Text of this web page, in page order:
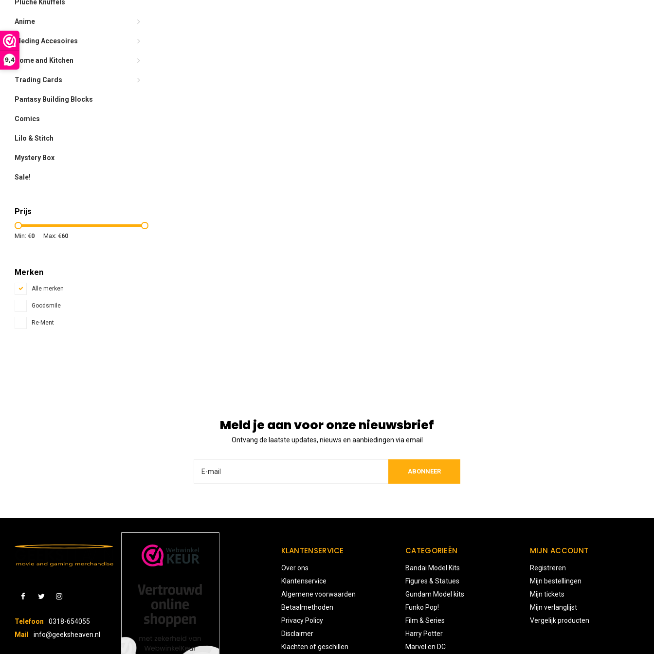
9,4
Pluche Knuffels
Anime
Kleding Accesoires
Home and Kitchen
Trading Cards
Pantasy Building Blocks
Comics
Lilo & Stitch
Mystery Box
Sale!
Prijs
Min: €0 Max: €60
Merken
Alle merken
Goodsmile
Re-Ment
Meld je aan voor onze nieuwsbrief
Ontvang de laatste updates, nieuws en aanbiedingen via email
ABONNEER
Telefoon
0318-654055
Mail
info@geeksheaven.nl
KLANTENSERVICE
Over ons
Klantenservice
Algemene voorwaarden
Betaalmethoden
Privacy Policy
Disclaimer
Klachten of geschillen
CATEGORIEËN
Bandai Model Kits
Figures & Statues
Gundam Model kits
Funko Pop!
Film & Series
Harry Potter
Marvel en DC
MIJN ACCOUNT
Registreren
Mijn bestellingen
Mijn tickets
Mijn verlanglijst
Vergelijk producten